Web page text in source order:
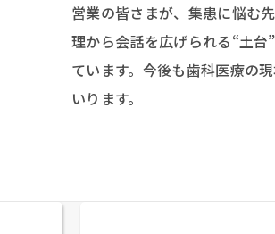
営業の皆さまが、集患に悩む
理から会話を広げられる“土
ています。今後も歯科医療の
いります。